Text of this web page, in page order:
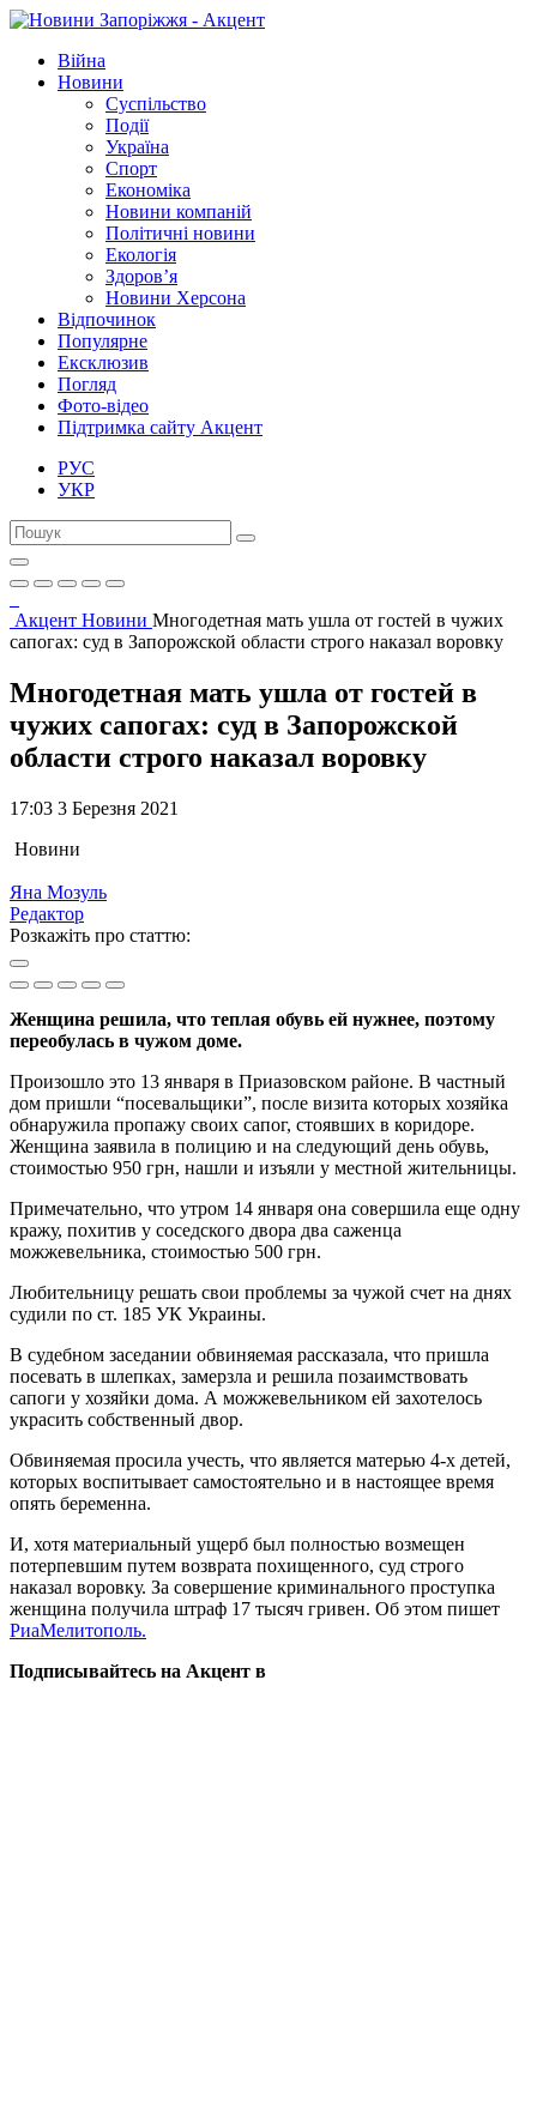
Війна
Новини
Суспільство
Події
Україна
Спорт
Економіка
Новини компаній
Політичні новини
Екологія
Здоров’я
Новини Херсона
Відпочинок
Популярне
Ексклюзив
Погляд
Фото-відео
Підтримка сайту Акцент
РУС
УКР
Акцент Новини Многодетная мать ушла от гостей в чужих
сапогах: суд в Запорожской области строго наказал воровку
Многодетная мать ушла от гостей в
чужих сапогах: суд в Запорожской
области строго наказал воровку
17:03 3 Березня 2021
Новини
Яна Мозуль
Редактор
Розкажіть про статтю:
Женщина решила, что теплая обувь ей нужнее, поэтому
переобулась в чужом доме.
Произошло это 13 января в Приазовском районе. В частный
дом пришли “посевальщики”, после визита которых хозяйка
обнаружила пропажу своих сапог, стоявших в коридоре.
Женщина заявила в полицию и на следующий день обувь,
стоимостью 950 грн, нашли и изъяли у местной жительницы.
Примечательно, что утром 14 января она совершила еще одну
кражу, похитив у соседского двора два саженца
можжевельника, стоимостью 500 грн.
Любительницу решать свои проблемы за чужой счет на днях
судили по ст. 185 УК Украины.
В судебном заседании обвиняемая рассказала, что пришла
посевать в шлепках, замерзла и решила позаимствовать
сапоги у хозяйки дома. А можжевельником ей захотелось
украсить собственный двор.
Обвиняемая просила учесть, что является матерью 4-х детей,
которых воспитывает самостоятельно и в настоящее время
опять беременна.
И, хотя материальный ущерб был полностью возмещен
потерпевшим путем возврата похищенного, суд строго
наказал воровку. За совершение криминального проступка
женщина получила штраф 17 тысяч гривен. Об этом пишет
РиаМелитополь.
Подписывайтесь на Акцент в